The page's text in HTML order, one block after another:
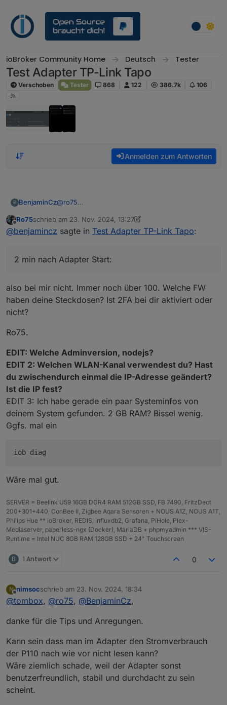
ioBroker Community Home Deutsch Tester
Test Adapter TP-Link Tapo
Verschoben Tester 868 122 386.7k 106
Anmelden zum Antworten
B BenjaminCz@ro75
Habe auch einen lxc erstellt mit IOBRoker zum
testen ohne schnick schnack geht auch nicht.
2 min nach Adapter Start:
Offline
Ro75schrieb am 23. Nov. 2024, 13:27
zuletzt editiert von Ro75
@benjamincz sagte in Test Adapter TP-Link Tapo:
2 min nach Adapter Start:
also bei mir nicht. Immer noch über 100. Welche FW
haben deine Steckdosen? Ist 2FA bei dir aktiviert oder
nicht?
Ro75.
EDIT: Welche Adminversion, nodejs?
EDIT 2: Welchen WLAN-Kanal verwendest du? Hast
du zwischendurch einmal die IP-Adresse geändert?
Ist die IP fest?
EDIT 3: Ich habe gerade ein paar Systeminfos von
deinem System gefunden. 2 GB RAM? Bissel wenig.
Ggfs. mal ein
Wäre mal gut.
SERVER = Beelink U59 16GB DDR4 RAM 512GB SSD, FB 7490, FritzDect
200+301+440, ConBee II, Zigbee Aqara Sensoren + NOUS A1Z, NOUS A1T,
Philips Hue ** ioBroker, REDIS, influxdb2, Grafana, PiHole, Plex-
Mediaserver, paperless-ngx (Docker), MariaDB + phpmyadmin *** VIS-
Runtime = Intel NUC 8GB RAM 128GB SSD + 24" Touchscreen
B 1 Antwort 0
N
Offline
nimsocschrieb am 23. Nov. 2024, 18:34
zuletzt editiert von
@tombox, @ro75, @BenjaminCz,
danke für die Tips und Anregungen.
Kann sein dass man im Adapter den Stromverbrauch
der P110 nach wie vor nicht lesen kann?
Wäre ziemlich schade, weil der Adapter sonst
benutzerfreundlich, stabil und durchdacht zu sein
scheint.